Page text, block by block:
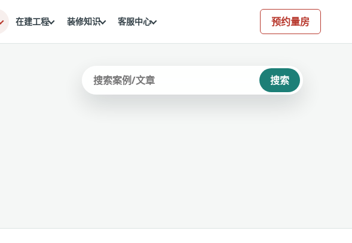
在建工程 装修知识 客服中心 预约量房
站内搜索
搜索